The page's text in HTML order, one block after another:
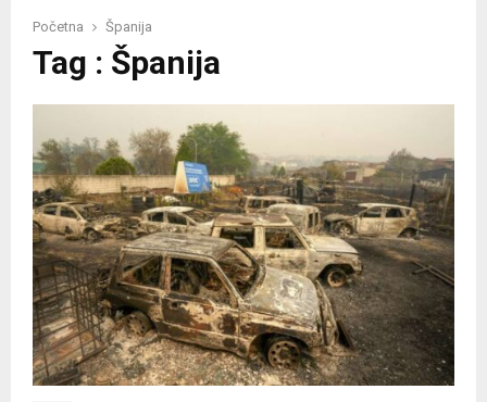
Početna Španija
Tag : Španija